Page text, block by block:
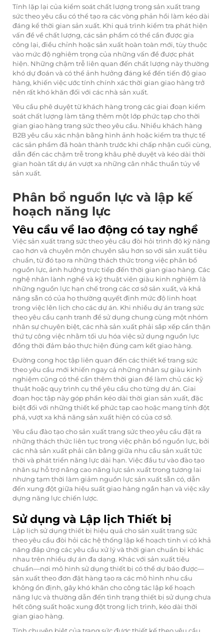
Tính lặp lại của kiểm soát chất lượng trong sản xuất trang
sức theo yêu cầu có thể tạo ra các vòng phản hồi làm kéo dài
đáng kể thời gian sản xuất. Khi quá trình kiểm tra phát hiện
vấn đề về chất lượng, các sản phẩm có thể cần được gia
công lại, điều chỉnh hoặc sản xuất hoàn toàn mới, tùy thuộc
vào mức độ nghiêm trọng của những vấn đề được phát
hiện. Những chậm trễ liên quan đến chất lượng này thường
khó dự đoán và có thể ảnh hưởng đáng kể đến tiến độ giao
hàng, khiến việc ước tính chính xác thời gian giao hàng trở
nên rất khó khăn đối với các nhà sản xuất.
Yêu cầu phê duyệt từ khách hàng trong các giai đoạn kiểm
soát chất lượng làm tăng thêm một lớp phức tạp cho thời
gian giao hàng trang sức theo yêu cầu. Nhiều khách hàng
B2B yêu cầu xác nhận bằng hình ảnh hoặc kiểm tra thực tế
các sản phẩm đã hoàn thành trước khi chấp nhận cuối cùng,
dẫn đến các chậm trễ trong khâu phê duyệt và kéo dài thời
gian hoàn tất dự án vượt xa những cân nhắc thuần túy về
sản xuất.
Phân bổ nguồn lực và lập kế
hoạch năng lực
Yêu cầu về lao động có tay nghề
Việc sản xuất trang sức theo yêu cầu đòi hỏi trình độ kỹ năng
cao hơn và chuyên môn chuyên sâu hơn so với sản xuất tiêu
chuẩn, từ đó tạo ra những thách thức trong việc phân bổ
nguồn lực, ảnh hưởng trực tiếp đến thời gian giao hàng. Các
nghệ nhân lành nghề và kỹ thuật viên giàu kinh nghiệm là
những nguồn lực hạn chế trong các cơ sở sản xuất, và khả
năng sẵn có của họ thường quyết định mức độ linh hoạt
trong việc lên lịch cho các dự án. Khi nhiều dự án trang sức
theo yêu cầu cạnh tranh để sử dụng chung cùng một nhóm
nhân sự chuyên biệt, các nhà sản xuất phải sắp xếp cẩn thận
thứ tự công việc nhằm tối ưu hóa việc sử dụng nguồn lực
đồng thời đảm bảo thực hiện đúng cam kết giao hàng.
Đường cong học tập liên quan đến các thiết kế trang sức
theo yêu cầu mới khiến ngay cả những nhân sự giàu kinh
nghiệm cũng có thể cần thêm thời gian để làm chủ các kỹ
thuật hoặc quy trình cụ thể yêu cầu cho từng dự án. Giai
đoạn học tập này góp phần kéo dài thời gian sản xuất, đặc
biệt đối với những thiết kế phức tạp cao hoặc mang tính đột
phá, vượt xa khả năng sản xuất hiện có của cơ sở.
Yêu cầu đào tạo cho sản xuất trang sức theo yêu cầu đặt ra
những thách thức liên tục trong việc phân bổ nguồn lực, bởi
các nhà sản xuất phải cân bằng giữa nhu cầu sản xuất tức
thời và phát triển năng lực dài hạn. Việc đầu tư vào đào tạo
nhân sự hỗ trợ nâng cao năng lực sản xuất trong tương lai
nhưng tạm thời làm giảm nguồn lực sản xuất sẵn có, dẫn
đến xung đột giữa hiệu suất giao hàng ngắn hạn và việc xây
dựng năng lực chiến lược.
Sử dụng và Lập lịch Thiết bị
Lập lịch sử dụng thiết bị hiệu quả cho sản xuất trang sức
theo yêu cầu đòi hỏi các hệ thống lập kế hoạch tinh vi có khả
năng đáp ứng các yêu cầu xử lý và thời gian chuẩn bị khác
nhau trên nhiều dự án đa dạng. Khác với sản xuất tiêu
chuẩn—nơi mô hình sử dụng thiết bị có thể dự báo được—
sản xuất theo đơn đặt hàng tạo ra các mô hình nhu cầu
không ổn định, gây khó khăn cho công tác lập kế hoạch
năng lực và thường dẫn đến tình trạng thiết bị sử dụng chưa
hết công suất hoặc xung đột trong lịch trình, kéo dài thời
gian giao hàng.